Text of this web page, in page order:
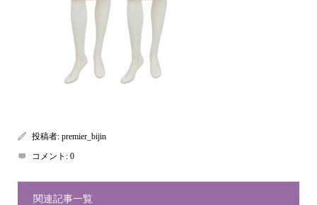
投稿者: premier_bijin
コメント: 0
関連記事一覧